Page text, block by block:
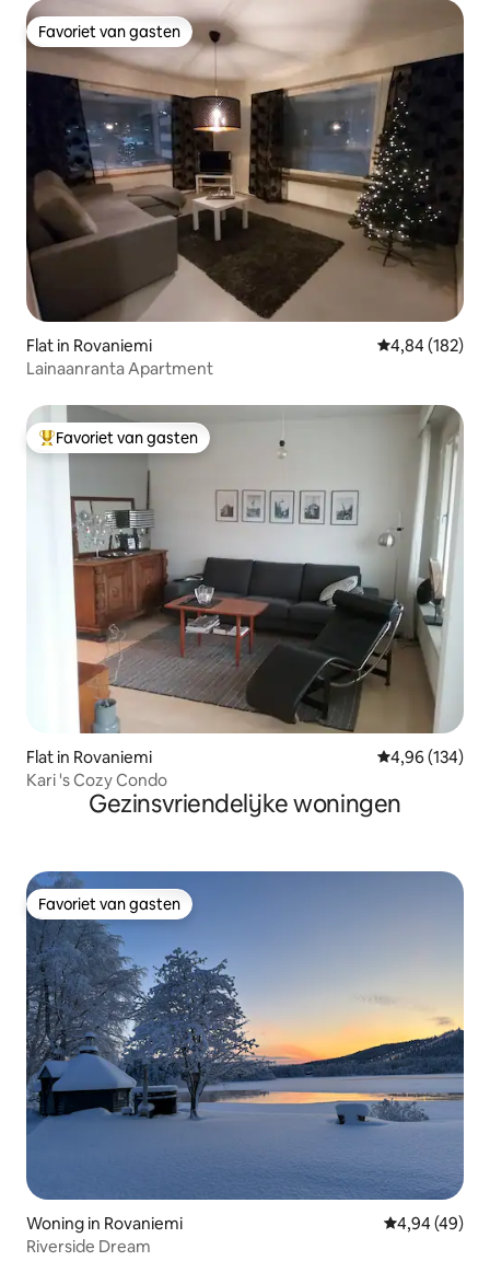
Favoriet van gasten
Favoriet van gasten
Flat in Rovaniemi Gemiddelde
4,84 (182)
Lainaanranta Apartment
Topfavoriet van gasten
Favoriet van gasten
Flat in Rovaniemi Gemiddelde
4,96 (134)
Kari 's Cozy Condo
Gezinsvriendelijke woningen
Favoriet van gasten
Favoriet van gasten
Woning in Rovaniemi Gemiddelde
4,94 (49)
Riverside Dream